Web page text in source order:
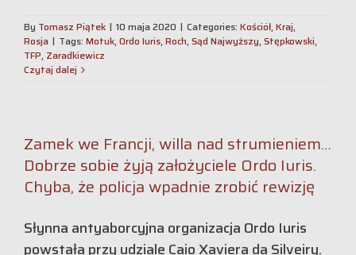
By Tomasz Piątek | 10 maja 2020 | Categories: Kościół, Kraj,
Rosja | Tags: Motuk, Ordo Iuris, Roch, Sąd Najwyższy, Stępkowski,
TFP, Zaradkiewicz
Czytaj dalej
Zamek we Francji, willa nad strumieniem…
Dobrze sobie żyją założyciele Ordo Iuris.
Chyba, że policja wpadnie zrobić rewizję
Słynna antyaborcyjna organizacja Ordo Iuris
powstała przy udziale Caio Xaviera da Silveiry.